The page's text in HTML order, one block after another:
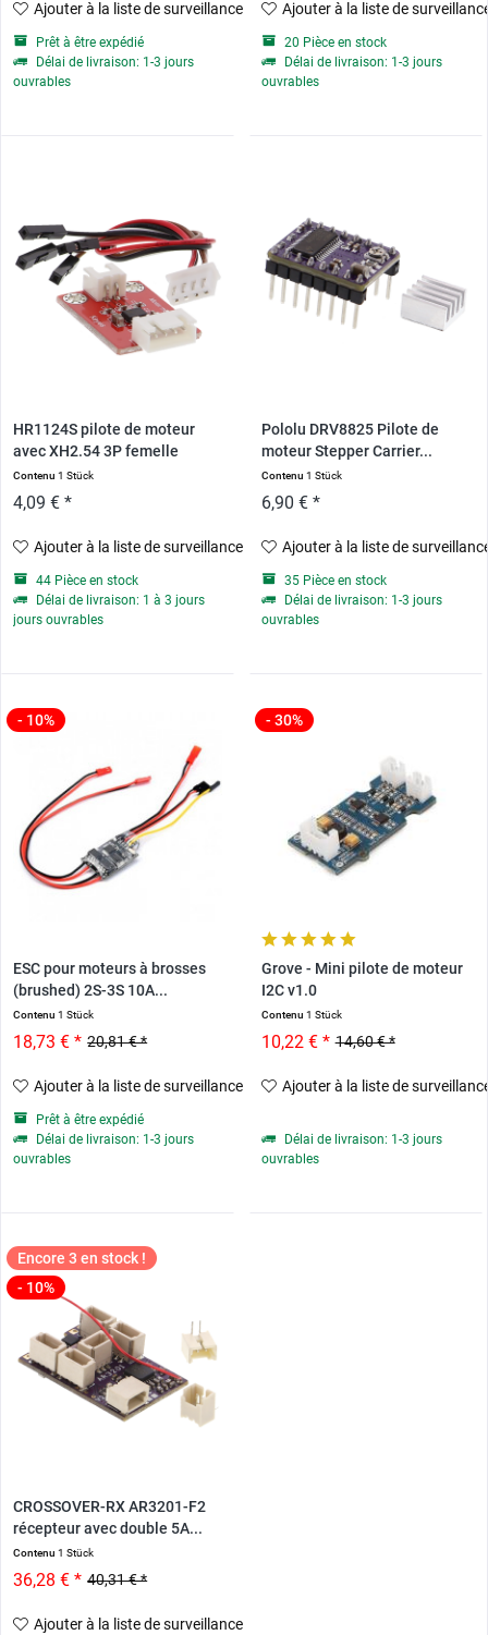
Ajouter à la liste de surveillance
Prêt à être expédié
Délai de livraison: 1-3 jours
ouvrables
Ajouter à la liste de
20 Pièce en stock
Délai de livraison: 1-3 jours
ouvrables
HR1124S pilote de moteur
avec XH2.54 3P femelle
Contenu1 Stück
4,09 € *
Ajouter à la liste de surveillance
44 Pièce en stock
Délai de livraison: 1 à 3 jours
jours ouvrables
Pololu DRV8825 Pilote de
moteur Stepper Carrier...
Contenu 1 Stück
6,90 € *
Ajouter à la liste de
35 Pièce en stock
Délai de livraison: 1-3 jours
ouvrables
- 10%
ESC pour moteurs à brosses
(brushed) 2S-3S 10A...
Contenu1 Stück
20,81 € *
18,73 € *
Ajouter à la liste de surveillance
Prêt à être expédié
Délai de livraison: 1-3 jours
ouvrables
- 30%
Grove - Mini pilote de moteur
I2C v1.0
Contenu 1 Stück
14,60 € *
10,22 € *
Ajouter à la liste de
Délai de livraison: 1-3 jours
ouvrables
Encore 3 en stock !
- 10%
CROSSOVER-RX AR3201-F2
récepteur avec double 5A...
Contenu1 Stück
40,31 € *
36,28 € *
Ajouter à la liste de surveillance